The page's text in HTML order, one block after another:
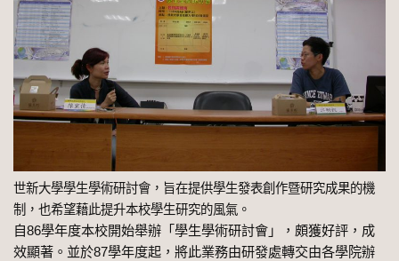
世新大學學生學術研討會，旨在提供學生發表創作暨研究成果的機
制，也希望藉此提升本校學生研究的風氣。
自86學年度本校開始舉辦「學生學術研討會」，頗獲好評，成
效顯著。並於87學年度起，將此業務由研發處轉交由各學院辦